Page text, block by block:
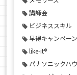
講師会
ビジネススキル
早得キャンペーン
like-it®
パナソニックハ